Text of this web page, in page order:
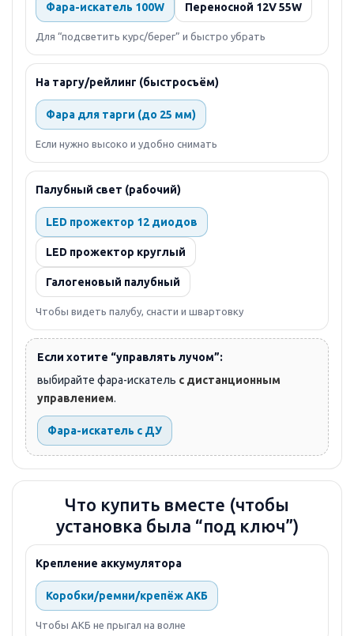
Фара-искатель 100W Переносной 12V 55W
Для “подсветить курс/берег” и быстро убрать
На таргу/рейлинг (быстросъём)
Фара для тарги (до 25 мм)
Если нужно высоко и удобно снимать
Палубный свет (рабочий)
LED прожектор 12 диодов
LED прожектор круглый
Галогеновый палубный
Чтобы видеть палубу, снасти и швартовку
Если хотите “управлять лучом”:
выбирайте фара-искатель с дистанционным
управлением.
Фара-искатель с ДУ
Что купить вместе (чтобы
установка была “под ключ”)
Крепление аккумулятора
Коробки/ремни/крепёж АКБ
Чтобы АКБ не прыгал на волне